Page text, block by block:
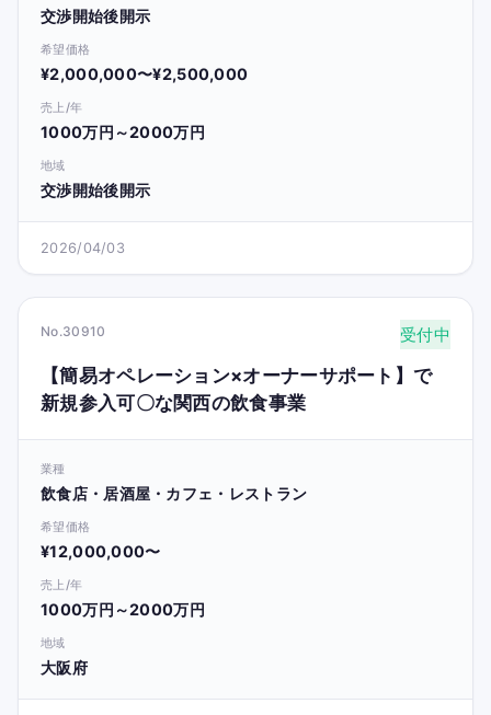
交渉開始後開示
希望価格
¥2,000,000〜¥2,500,000
売上/年
1000万円～2000万円
地域
交渉開始後開示
2026/04/03
No.30910 受付中
【簡易オペレーション×オーナーサポート】で
新規参入可〇な関西の飲食事業
業種
飲食店・居酒屋・カフェ・レストラン
希望価格
¥12,000,000〜
売上/年
1000万円～2000万円
地域
大阪府